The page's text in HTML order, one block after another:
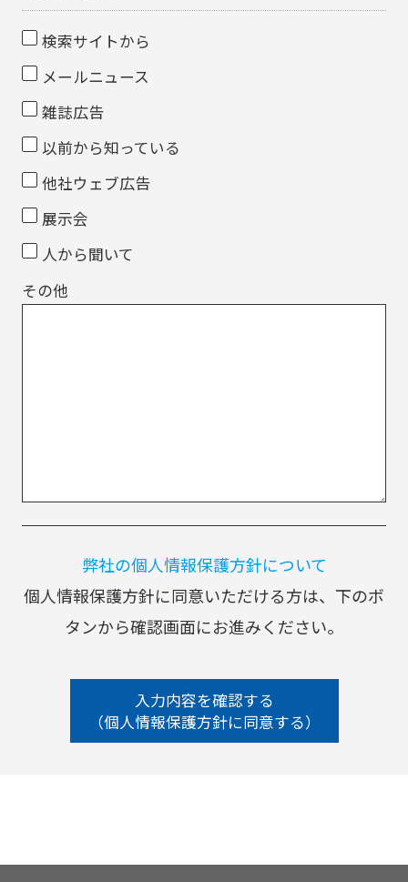
検索サイトから
メールニュース
雑誌広告
以前から知っている
他社ウェブ広告
展示会
人から聞いて
その他
弊社の個人情報保護方針について
個人情報保護方針に同意いただける方は、下のボ
タンから確認画面にお進みください。
入力内容を確認する
（個人情報保護方針に同意する）